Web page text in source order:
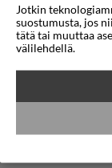
TV, tallelokero
Huomaa, että
tietyissä
Vieraiden tulee
Näytä lisää
Jotkin
suostumusta, jos
tätä tai muuttaa
välilehdellä.